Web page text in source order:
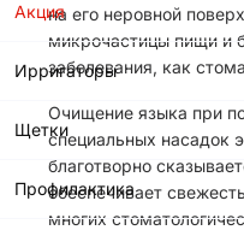
Акция
Ирригаторы
Щетки
Профилактика
на его неровной
микрочастицы пищи и
заболевания, как
Очищение языка при
специальных насадок
благотворно
обеспечивает
многих